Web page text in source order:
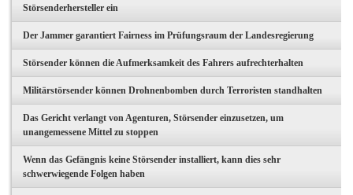
Störsenderhersteller ein
Der Jammer garantiert Fairness im Prüfungsraum der Landesregierung
Störsender können die Aufmerksamkeit des Fahrers aufrechterhalten
Militärstörsender können Drohnenbomben durch Terroristen standhalten
Das Gericht verlangt von Agenturen, Störsender einzusetzen, um
unangemessene Mittel zu stoppen
Wenn das Gefängnis keine Störsender installiert, kann dies sehr
schwerwiegende Folgen haben